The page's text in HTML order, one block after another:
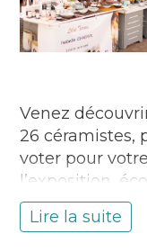
Venez
26 céramistes,
voter pour
l’exposition,
du Bol,
vous initier au
Lire la suite